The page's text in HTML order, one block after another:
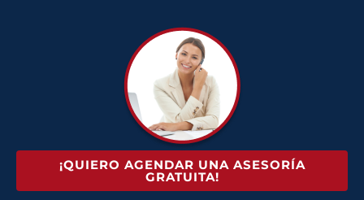
¡QUIERO AGENDAR UNA ASESORÍA
GRATUITA!